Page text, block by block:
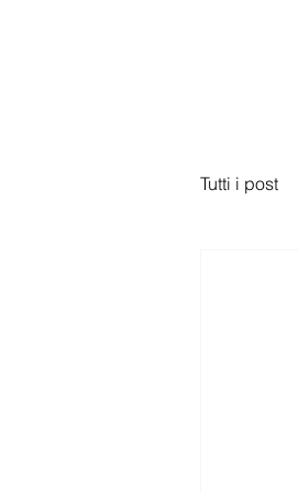
Tutti i post